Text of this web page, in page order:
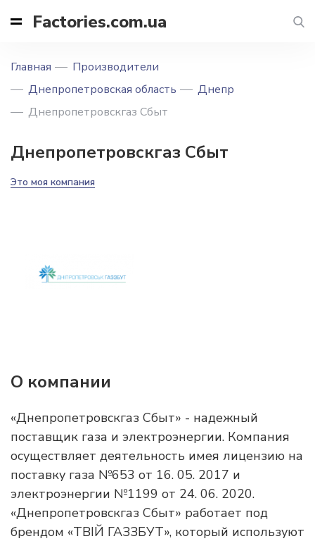
Factories.com.ua
Главная
Производители
Днепропетровская область
Днепр
Днепропетровскгаз Сбыт
Днепропетровскгаз Сбыт
Это моя компания
О компании
«Днепропетровскгаз Сбыт» - надежный
поставщик газа и электроэнергии. Компания
осуществляет деятельность имея лицензию на
поставку газа №653 от 16. 05. 2017 и
электроэнергии №1199 от 24. 06. 2020.
«Днепропетровскгаз Сбыт» работает под
брендом «ТВІЙ ГАЗЗБУТ», который используют